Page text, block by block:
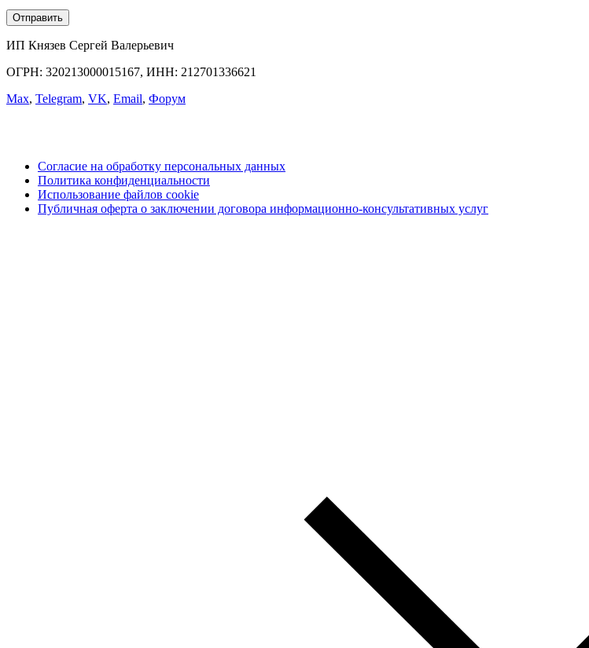
ИП Князев Сергей Валерьевич
ОГРН: 320213000015167, ИНН: 212701336621
Max, Telegram, VK, Email, Форум
Согласие на обработку персональных данных
Политика конфиденциальности
Использование файлов cookie
Публичная оферта о заключении договора информационно-консультативных услуг